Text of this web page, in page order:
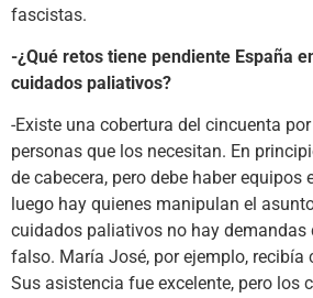
fascistas.
-¿Qué retos tiene pendiente España
cuidados paliativos?
-Existe una cobertura del cincuenta
personas que los necesitan. En
de cabecera, pero debe haber equipos
luego hay quienes manipulan el
cuidados paliativos no hay demandas
falso. María José, por ejemplo, recibía
Sus asistencia fue excelente, pero los